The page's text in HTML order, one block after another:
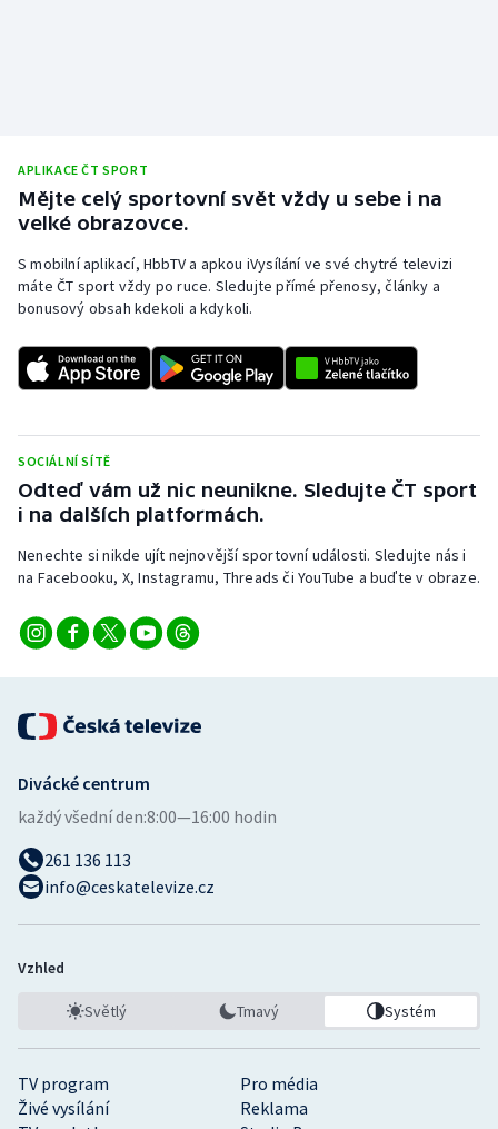
Triatlon
Veslování
Vodní slalom
Volejbal
APLIKACE ČT SPORT
Mějte celý sportovní svět vždy u sebe i na
velké obrazovce.
S mobilní aplikací, HbbTV a apkou iVysílání ve své chytré televizi
máte ČT sport vždy po ruce. Sledujte přímé přenosy, články a
bonusový obsah kdekoli a kdykoli.
SOCIÁLNÍ SÍTĚ
Odteď vám už nic neunikne. Sledujte ČT sport
i na dalších platformách.
Nenechte si nikde ujít nejnovější sportovní události. Sledujte nás i
na Facebooku, X, Instagramu, Threads či YouTube a buďte v obraze.
TV program
Pro média
Živé vysílání
Reklama
Divácké centrum
každý všední den:8:00—16:00 hodin
261 136 113
info@ceskatelevize.cz
Vzhled
Světlý Tmavý Systém